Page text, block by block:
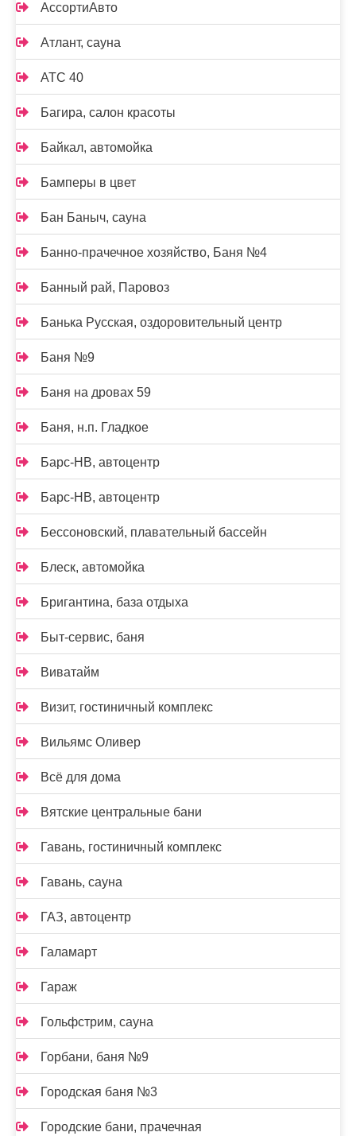
АссортиАвто
Атлант, сауна
АТС 40
Багира, салон красоты
Байкал, автомойка
Бамперы в цвет
Бан Баныч, сауна
Банно-прачечное хозяйство, Баня №4
Банный рай, Паровоз
Банька Русская, оздоровительный центр
Баня №9
Баня на дровах 59
Баня, н.п. Гладкое
Барс-НВ, автоцентр
Барс-НВ, автоцентр
Бессоновский, плавательный бассейн
Блеск, автомойка
Бригантина, база отдыха
Быт-сервис, баня
Виватайм
Визит, гостиничный комплекс
Вильямс Оливер
Всё для дома
Вятские центральные бани
Гавань, гостиничный комплекс
Гавань, сауна
ГАЗ, автоцентр
Галамарт
Гараж
Гольфстрим, сауна
Горбани, баня №9
Городская баня №3
Городские бани, прачечная